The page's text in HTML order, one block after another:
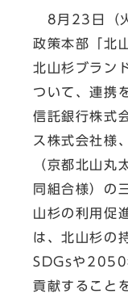
8月23日（火
政策本部「北
北山杉ブラン
ついて、連携
信託銀行株式
ス株式会社様
（京都北山丸
同組合様）の
山杉の利用促
は、北山杉の
SDGsや2050
貢献すること